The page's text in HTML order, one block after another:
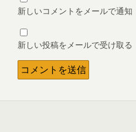
新しいコメントをメールで通知
新しい投稿をメールで受け取る